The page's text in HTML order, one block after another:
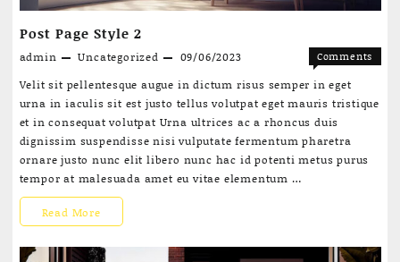
Post Page Style 2
admin Uncategorized 09/06/2023
Comments
Page
Velit sit pellentesque augue in dictum risus semper in eget
urna in iaculis sit est justo tellus volutpat eget mauris tristique
et in consequat volutpat Urna ultrices ac a rhoncus duis
dignissim suspendisse nisi vulputate fermentum pharetra
ornare justo nunc elit libero nunc hac id potenti metus purus
tempor at malesuada amet eu vitae elementum …
Post
Read More